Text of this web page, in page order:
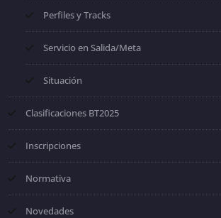
Perfiles y Tracks
Servicio en Salida/Meta
Situación
Clasificaciones BT2025
Inscripciones
Normativa
Novedades